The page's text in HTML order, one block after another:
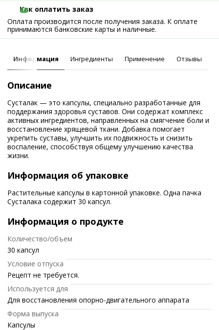
Как оплатить заказ
Оплата производится после получения заказа. К оплате
принимаются банковские карты и наличные.
Информация Ингредиенты Применение Отзывы
Описание
Сусталак — это капсулы, специально разработанные для
поддержания здоровья суставов. Они содержат комплекс
активных ингредиентов, направленных на смягчение боли и
восстановление хрящевой ткани. Добавка помогает
укрепить суставы, улучшить их подвижность и снизить
воспаление, способствуя общему улучшению качества
жизни.
Информация об упаковке
Растительные капсулы в картонной упаковке. Одна пачка
Сусталака содержит 30 капсул.
Информация о продукте
Количество/объем
30 капсул
Условие отпуска
Рецепт не требуется.
Используется для
Для восстановления опорно-двигательного аппарата
Форма выпуска
Капсулы